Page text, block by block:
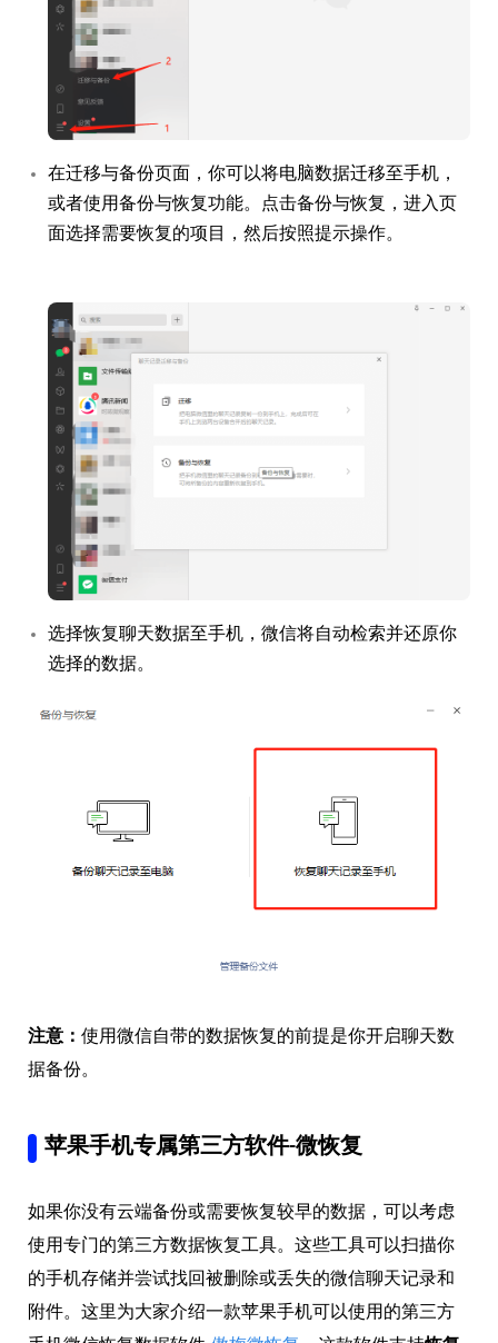
在迁移与备份页面，你可以将电脑数据迁移至手机，
或者使用备份与恢复功能。点击备份与恢复，进入页
面选择需要恢复的项目，然后按照提示操作。
选择恢复聊天数据至手机，微信将自动检索并还原你
选择的数据。
注意： 使用微信自带的数据恢复的前提是你开启聊天数
据备份。
苹果手机专属第三方软件-微恢复
如果你没有云端备份或需要恢复较早的数据，可以考虑
使用专门的第三方数据恢复工具。这些工具可以扫描你
的手机存储并尝试找回被删除或丢失的微信聊天记录和
附件。这里为大家介绍一款苹果手机可以使用的第三方